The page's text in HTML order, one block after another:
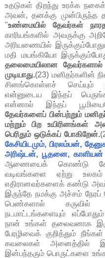
உதடுகள் திறந்து உரக்க
அவன், தனக்கு முன்பிருந்த
"உண்மையில் தேவர்கள்
காரியங்களில் அவருக்கு
அரியணையில்
மதி மயங்கியோ
தலைமையிலான தேவர்களால்
முடியாது.(23) மனிதர்களின்
சினங்கொள்ளச்
என்னுடைய இந்தப்
என்னால் இந்தப்
தேவர்களைப் பின்பற்றும்
மற்றும் பிற உயிரினங்கள்
பெரிதும் ஒடுக்கப் போகிறேன்.
கேசியிடமும், பிரலம்பன்,
அரிஷ்டன், பூதனை, காளியன்
ஆணையைக் கொண்டு
வடிவங்களை ஏற்று உலகம்
எதிரானவர்களைக் கண்டு
இருந்தே நமக்கு அச்சம்
பெண்களால் கருவில்
நடமாட்டங்களையும்
நான் உங்கள் தலைவனாக
பேரழிவைக் குறித்தும்
கவலைகள் அனைத்தில்
இன்பந்தரும் பொருட்களை உங்கள்